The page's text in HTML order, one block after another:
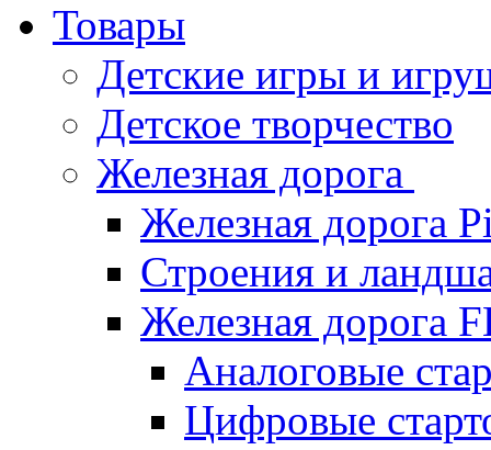
Товары
Детские игры и
Детское творчество
Железная дорога
Железная дорога
Строения и
Железная дорога
Аналоговые
Цифровые